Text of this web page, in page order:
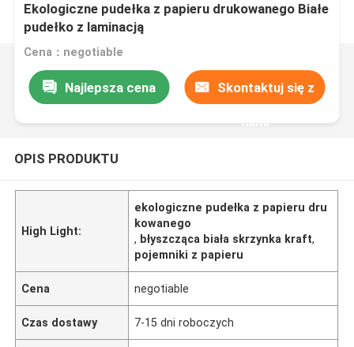
Ekologiczne pudełka z papieru drukowanego Białe
pudełko z laminacją
Cena：negotiable
Najlepsza cena Skontaktuj się z
nami
OPIS PRODUKTU
High Light:
ekologiczne pudełka z papieru dru
kowanego
, błyszcząca biała skrzynka kraft,
pojemniki z papieru
Cena negotiable
Czas dostawy 7-15 dni roboczych